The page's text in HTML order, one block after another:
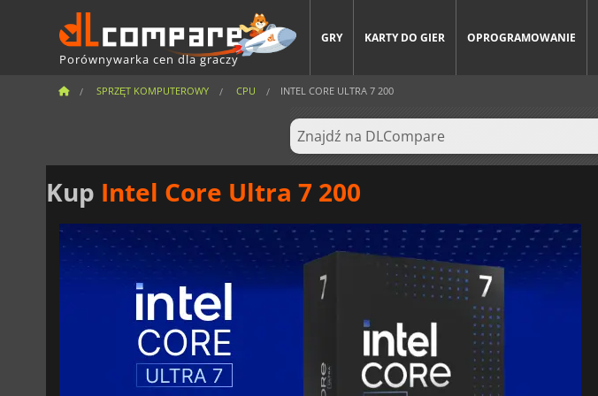
Porównywarka cen dla graczy
GRY KARTY DO GIER OPROGRAMOWANIE
SPRZĘT KOMPUTEROWY CPU INTEL CORE ULTRA 7 200
Kup Intel Core Ultra 7 200